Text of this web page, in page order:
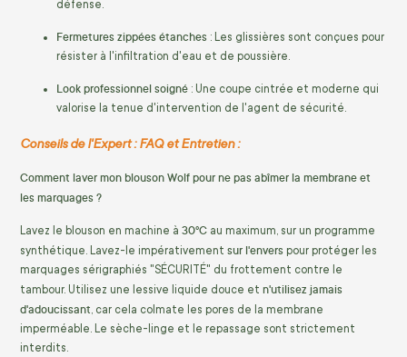
défense.
Fermetures zippées étanches : Les glissières sont conçues pour
résister à l'infiltration d'eau et de poussière.
Look professionnel soigné : Une coupe cintrée et moderne qui
valorise la tenue d'intervention de l'agent de sécurité.
Conseils de l'Expert : FAQ et Entretien :
Comment laver mon blouson Wolf pour ne pas abîmer la membrane et
les marquages ?
Lavez le blouson en machine à 30°C au maximum, sur un programme
synthétique. Lavez-le impérativement sur l'envers pour protéger les
marquages sérigraphiés "SÉCURITÉ" du frottement contre le
tambour. Utilisez une lessive liquide douce et n'utilisez jamais
d'adoucissant, car cela colmate les pores de la membrane
imperméable. Le sèche-linge et le repassage sont strictement
interdits.